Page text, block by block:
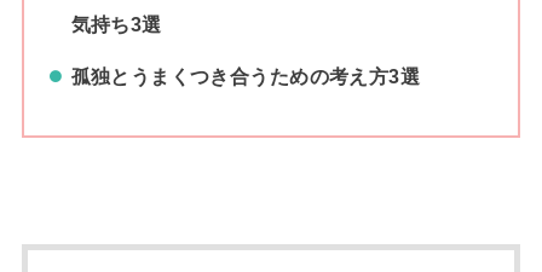
気持ち3選
孤独とうまくつき合うための考え方3選